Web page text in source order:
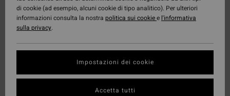
di cookie (ad esempio, alcuni cookie di tipo analitico). Per ulteriori
informazioni consulta la nostra politica sui cookiee l'informativa
sulla privacy.
Impostazioni dei cookie
Accetta tutti